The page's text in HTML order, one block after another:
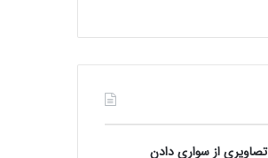
تصاویری از سواری دادن